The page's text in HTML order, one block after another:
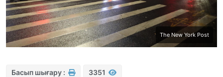
The New York Post
Басып шығару : 3351